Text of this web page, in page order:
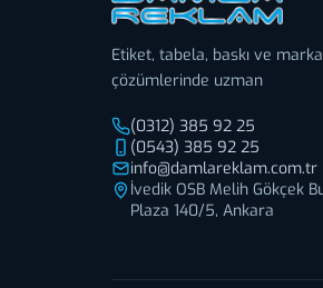
Etiket, tabela, baskı ve
çözümlerinde uzman
(0312) 385 92 25
(0543) 385 92 25
info@damlareklam.com.tr
İvedik OSB Melih Gökçek
Plaza 140/5, Ankara